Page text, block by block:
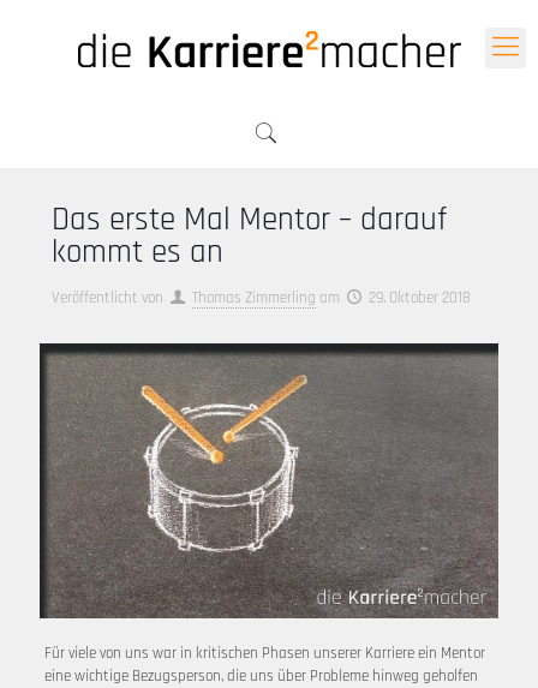
Das erste Mal Mentor – darauf
kommt es an
Veröffentlicht von Thomas Zimmerling am 29. Oktober 2018
Für viele von uns war in kritischen Phasen unserer Karriere ein Mentor
eine wichtige Bezugsperson, die uns über Probleme hinweg geholfen